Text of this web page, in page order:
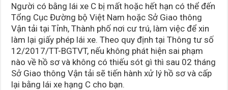
Người có bằng lái xe C bị mất hoặc hết hạn có thể đến
Tổng Cục Đường bộ Việt Nam hoặc Sở Giao thông
Vận tải tại Tỉnh, Thành phố nơi cư trú, làm việc để xin
làm lại giấy phép lái xe. Theo quy định tại Thông tư số
12/2017/TT-BGTVT, nếu không phát hiện sai phạm
nào về hồ sơ và không có thiếu sót gì thì sau 02 tháng
Sở Giao thông Vận tải sẽ tiến hành xử lý hồ sơ và cấp
lại bằng lái xe hạng C cho bạn.